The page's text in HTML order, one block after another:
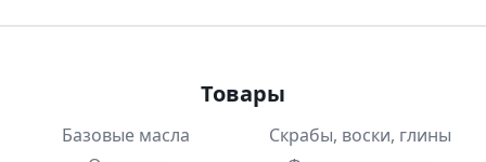
Товары
Базовые масла
Скрабы, воски, глины